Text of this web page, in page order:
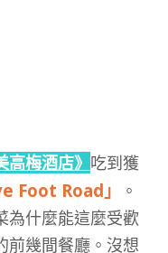
高梅酒店》 吃到獲
Foot Road」
。
為什麼能這麼受歡
前幾間餐廳。沒想